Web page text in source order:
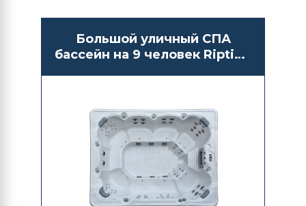
Большой уличный СПА
бассейн на 9 человек Riptide